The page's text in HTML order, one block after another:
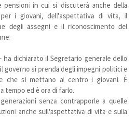
pensioni in cui si discuterà anche della
i giovani, dell'aspettativa di vita, il
degli assegni e il riconoscimento del
ha dichiarato il Segretario generale dello
governo si prenda degli impegni politici e
che si mettano al centro i giovani. È
tempo ed è ora di farlo.
senza contrapporle a quelle
anche sull'aspettativa di vita e sulla